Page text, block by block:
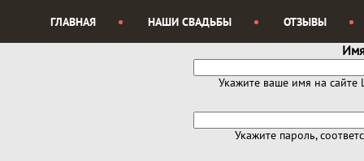
ГЛАВНАЯ НАШИ СВАДЬБЫ ОТЗЫВЫ
Укажите ваше имя на сайте
Укажите пароль,